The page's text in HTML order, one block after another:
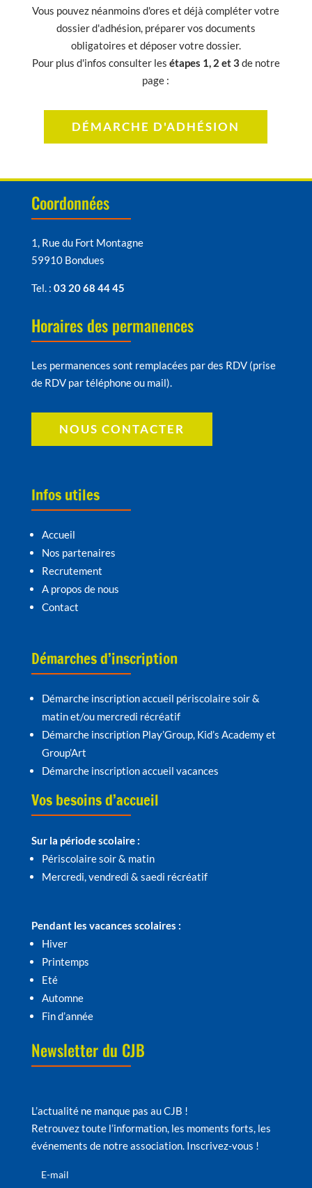
Vous pouvez néanmoins d'ores et déjà compléter votre
dossier d'adhésion, préparer vos documents
obligatoires et déposer votre dossier.
Pour plus d'infos consulter les étapes 1, 2 et 3de notre
page :
DÉMARCHE D'ADHÉSION
Coordonnées
1, Rue du Fort Montagne
59910 Bondues
Tel. : 03 20 68 44 45
Horaires des permanences
Les permanences sont remplacées par des RDV (prise
de RDV par téléphone ou mail).
NOUS CONTACTER
Infos utiles
Accueil
Nos partenaires
Recrutement
A propos de nous
Contact
Démarches d’inscription
Démarche inscription accueil périscolaire soir &
matin et/ou mercredi récréatif
Démarche inscription Play’Group, Kid’s Academy et
Group’Art
Démarche inscription accueil vacances
Vos besoins d’accueil
Sur la période scolaire :
Périscolaire soir & matin
Mercredi, vendredi & saedi récréatif
Pendant les vacances scolaires :
Hiver
Printemps
Eté
Automne
Fin d’année
Newsletter du CJB
L’actualité ne manque pas au CJB !
Retrouvez toute l’information, les moments forts, les
événements de notre association. Inscrivez-vous !